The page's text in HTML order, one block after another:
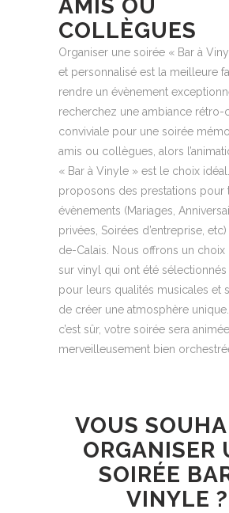
AMIS OU
COLLÈGUES
Organiser une soirée « Bar à
et personnalisé est la meilleure
rendre un évènement
recherchez une ambiance rétro-
conviviale pour une soirée
amis ou collègues, alors
« Bar à Vinyle » est le choix
proposons des prestations pour
évènements (Mariages,
privées, Soirées d’entreprise,
de-Calais. Nous offrons un choix
sur vinyl qui ont été sélectionnés
pour leurs qualités musicales et
de créer une atmosphère
c’est sûr, votre soirée sera
merveilleusement bien
VOUS
ORGANISER
SOIRÉE
VINYLE ?